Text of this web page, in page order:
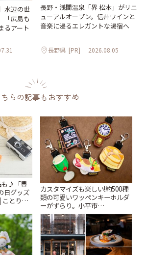
水辺の世
「広島も
るアート
長野・浅間温泉「界 松本」がリニ
ューアルオープン。信州ワインと
音楽に浸るエレガントな湯宿へ
長野県 [PR] 2026.08.05
ちらの記事もおすすめ
も♪「豊
日グッズ
ことりっ
カスタマイズも楽しい!約500種
類の可愛いワッペンキーホルダ
ーがずらり。小平市
「Kimamaya T&K」 | ことりっ
ぷ